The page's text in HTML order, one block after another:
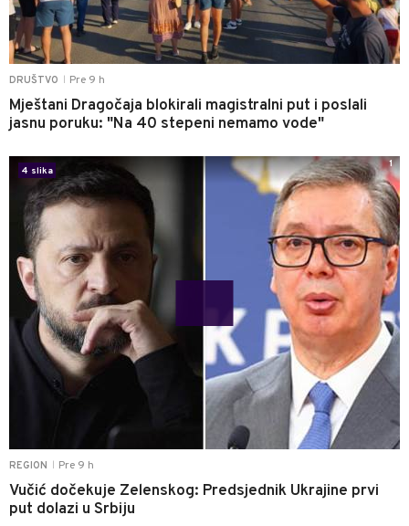
DRUŠTVO Pre 9 h
Mještani Dragočaja blokirali magistralni put i poslali
jasnu poruku: "Na 40 stepeni nemamo vode"
REGION Pre 9 h
Vučić dočekuje Zelenskog: Predsjednik Ukrajine prvi
put dolazi u Srbiju
4 slika
1